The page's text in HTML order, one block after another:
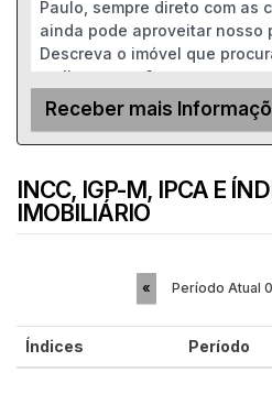
INCC, IGP-M, IPCA E
IMOBILIÁRIO
« Período Atual
Índices Período